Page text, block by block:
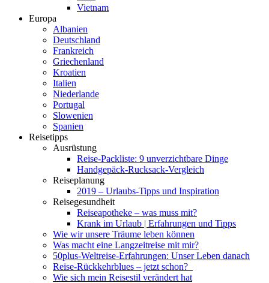
Vietnam
Europa
Albanien
Deutschland
Frankreich
Griechenland
Kroatien
Italien
Niederlande
Portugal
Slowenien
Spanien
Reisetipps
Ausrüstung
Reise-Packliste: 9 unverzichtbare Dinge
Handgepäck-Rucksack-Vergleich
Reiseplanung
2019 – Urlaubs-Tipps und Inspiration
Reisegesundheit
Reiseapotheke – was muss mit?
Krank im Urlaub | Erfahrungen und Tipps
Wie wir unsere Träume leben können
Was macht eine Langzeitreise mit mir?
50plus-Weltreise-Erfahrungen: Unser Leben danach
Reise-Rückkehrblues – jetzt schon?
Wie sich mein Reisestil verändert hat